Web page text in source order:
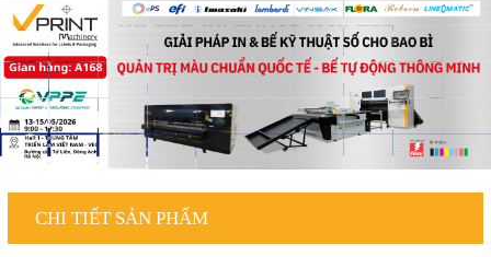
CHI TIẾT SẢN PHẨM